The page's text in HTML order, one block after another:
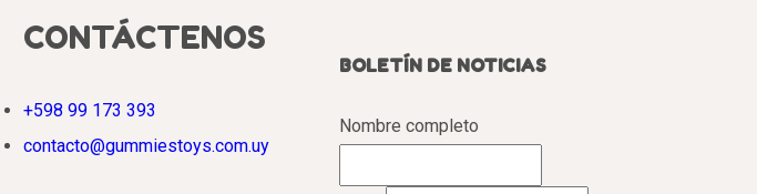
CONTÁCTENOS
+598 99 173 393
contacto@gummiestoys.com.uy
BOLETÍN DE NOTICIAS
Nombre completo